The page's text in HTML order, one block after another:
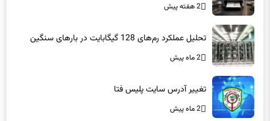
2 هفته پیش
تحلیل عملکرد رم‌های 128 گیگابایت در بارهای سنگین
2 ماه پیش
تغییر آدرس سایت پلیس فتا
2 ماه پیش